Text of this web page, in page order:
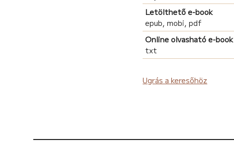
Letölthető e-book
epub, mobi, pdf
Online olvasható e-book
txt
Ugrás a keresőhöz